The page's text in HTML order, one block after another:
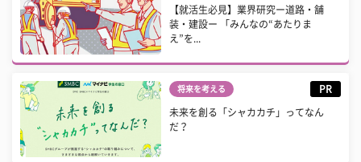
【就活生必見】業界研究ー道路・舗
装・建設ー 「みんなの“あたりま
え”を...
将来を考える PR
未来を創る「シャカカチ」ってなん
だ？